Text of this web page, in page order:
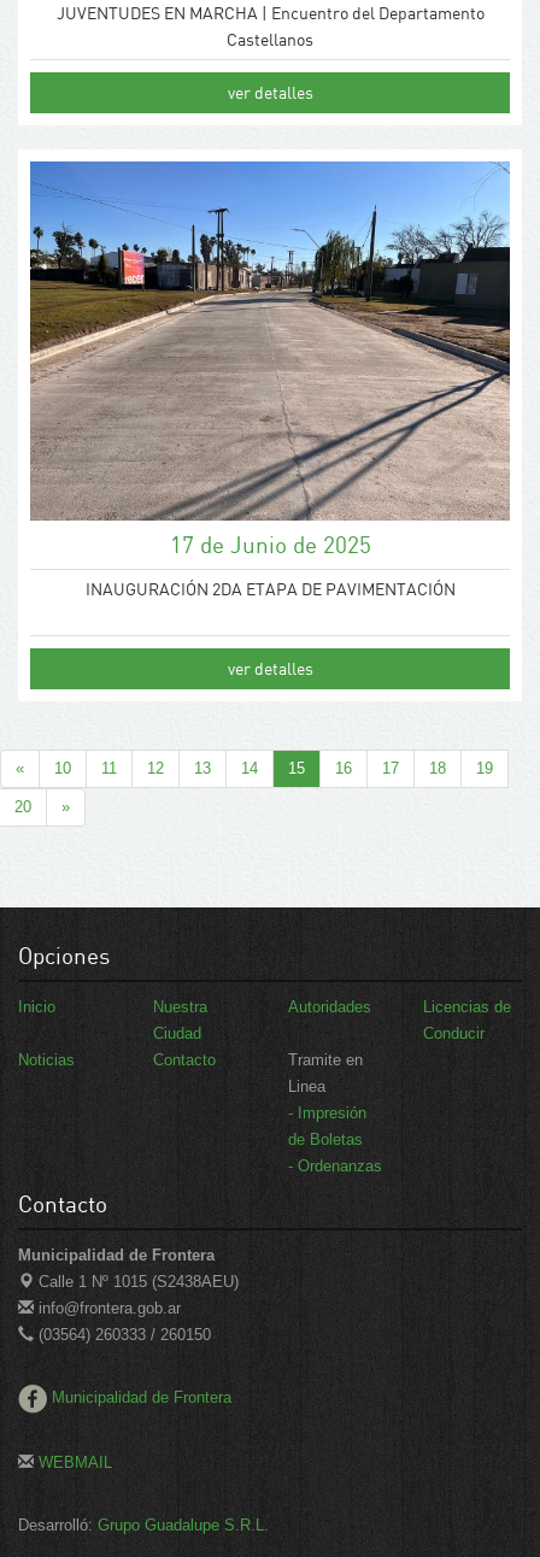
JUVENTUDES EN MARCHA | Encuentro del Departamento
Castellanos
ver detalles
17 de Junio de 2025
INAUGURACIÓN 2DA ETAPA DE PAVIMENTACIÓN
ver detalles
« 10 11 12 13 14 15 16 17 18 19
20 »
Opciones
Inicio
Nuestra
Ciudad
Autoridades
Licencias de
Conducir
Noticias
Contacto
Tramite en
Linea
- Impresión
de Boletas
- Ordenanzas
Contacto
Municipalidad de Frontera
Calle 1 Nº 1015 (S2438AEU)
info@frontera.gob.ar
(03564) 260333 / 260150
Municipalidad de Frontera
WEBMAIL
Desarrolló: Grupo Guadalupe S.R.L.